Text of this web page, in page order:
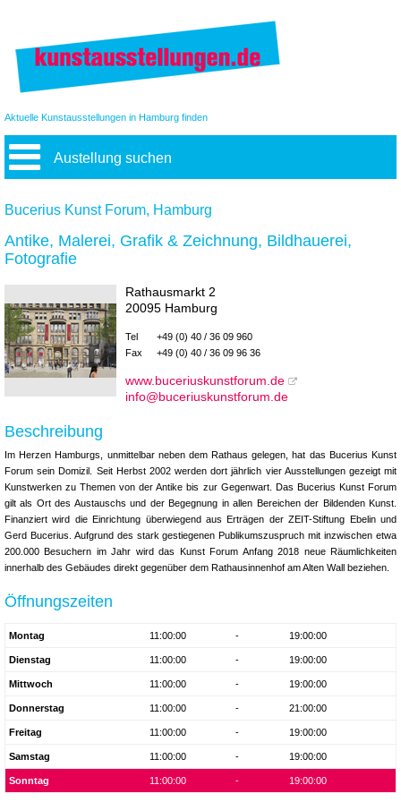
Aktuelle Kunstausstellungen in Hamburg finden
Austellung suchen
Bucerius Kunst Forum, Hamburg
Antike, Malerei, Grafik & Zeichnung, Bildhauerei,
Fotografie
Rathausmarkt 2
20095 Hamburg
Tel
+49 (0) 40 / 36 09 960
Fax
+49 (0) 40 / 36 09 96 36
www.buceriuskunstforum.de
info@buceriuskunstforum.de
Beschreibung
Im Herzen Hamburgs, unmittelbar neben dem Rathaus gelegen, hat das Bucerius Kunst
Forum sein Domizil. Seit Herbst 2002 werden dort jährlich vier Ausstellungen gezeigt mit
Kunstwerken zu Themen von der Antike bis zur Gegenwart. Das Bucerius Kunst Forum
gilt als Ort des Austauschs und der Begegnung in allen Bereichen der Bildenden Kunst.
Finanziert wird die Einrichtung überwiegend aus Erträgen der ZEIT-Stiftung Ebelin und
Gerd Bucerius. Aufgrund des stark gestiegenen Publikumszuspruch mit inzwischen etwa
200.000 Besuchern im Jahr wird das Kunst Forum Anfang 2018 neue Räumlichkeiten
innerhalb des Gebäudes direkt gegenüber dem Rathausinnenhof am Alten Wall beziehen.
Öffnungszeiten
Montag 11:00:00 - 19:00:00
Dienstag 11:00:00 - 19:00:00
Mittwoch 11:00:00 - 19:00:00
Donnerstag 11:00:00 - 21:00:00
Freitag 11:00:00 - 19:00:00
Samstag 11:00:00 - 19:00:00
Sonntag 11:00:00 - 19:00:00